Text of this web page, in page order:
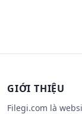
GIỚI THIỆU
Filegi.com là